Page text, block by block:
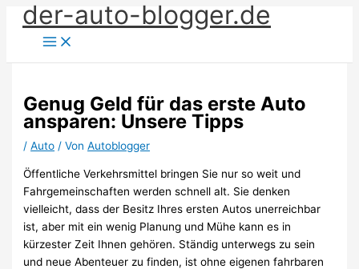
Zum
Inhalt
springen
der-auto-blogger.de
Genug Geld für das erste Auto
ansparen: Unsere Tipps
/Auto / VonAutoblogger
Öffentliche Verkehrsmittel bringen Sie nur so weit und
Fahrgemeinschaften werden schnell alt. Sie denken
vielleicht, dass der Besitz Ihres ersten Autos unerreichbar
ist, aber mit ein wenig Planung und Mühe kann es in
kürzester Zeit Ihnen gehören. Ständig unterwegs zu sein
und neue Abenteuer zu finden, ist ohne eigenen fahrbaren